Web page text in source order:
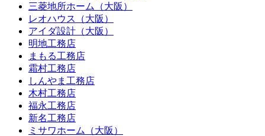
三菱地所ホーム（大阪）
レオハウス（大阪）
アイダ設計（大阪）
明地工務店
まもる工務店
霜村工務店
しんやま工務店
木村工務店
福永工務店
新名工務店
ミサワホーム（大阪）